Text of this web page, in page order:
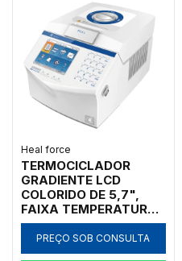
Heal force
TERMOCICLADOR
GRADIENTE LCD
COLORIDO DE 5,7",
FAIXA TEMPERATURA
0°-99.9°C RAMPA
AQUECIMENTO:
4,5°C/S E
PREÇO SOB CONSULTA